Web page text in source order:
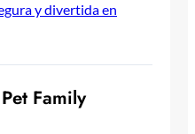
y divertida en
Pet Family